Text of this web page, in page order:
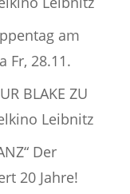
am
Fr, 28.11.
BLAKE ZU
Leibnitz
Der
20 Jahre!